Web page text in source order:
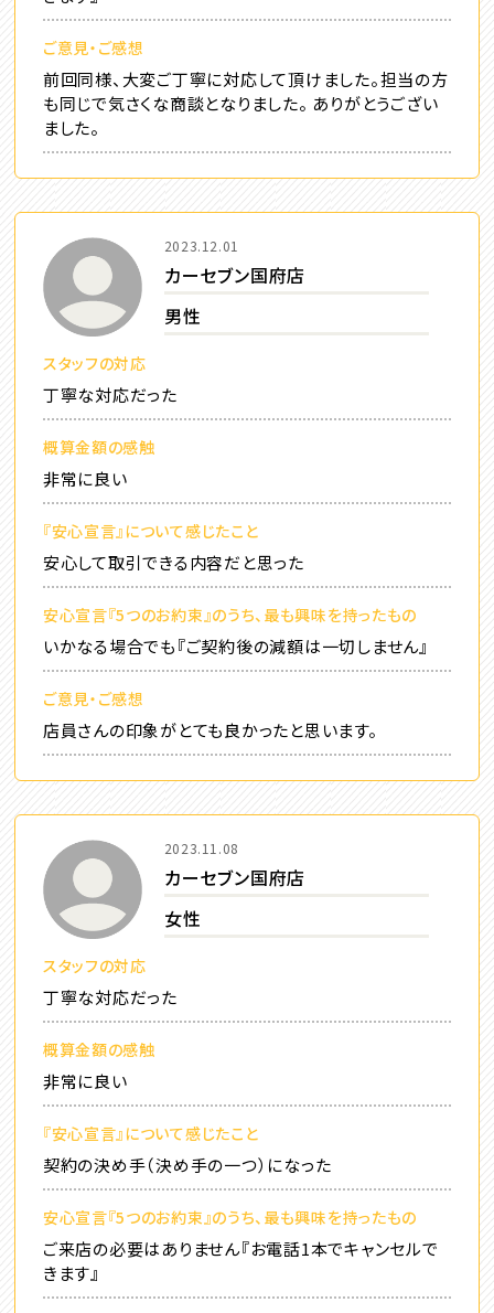
ご意見・ご感想
前回同様、大変ご丁寧に対応して頂けました。担当の方
も同じで気さくな商談となりました。 ありがとうござい
ました。
2023.12.01
カーセブン国府店
男性
スタッフの対応
丁寧な対応だった
概算金額の感触
非常に良い
『安心宣言』について感じたこと
安心して取引できる内容だと思った
安心宣言『5つのお約束』のうち、最も興味を持ったもの
いかなる場合でも『ご契約後の減額は一切しません』
ご意見・ご感想
店員さんの印象がとても良かったと思います。
2023.11.08
カーセブン国府店
女性
スタッフの対応
丁寧な対応だった
概算金額の感触
非常に良い
『安心宣言』について感じたこと
契約の決め手（決め手の一つ）になった
安心宣言『5つのお約束』のうち、最も興味を持ったもの
ご来店の必要はありません『お電話1本でキャンセルで
きます』